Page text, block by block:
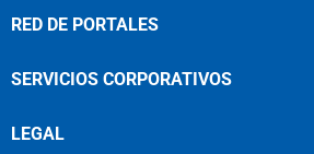
RED DE PORTALES
SERVICIOS CORPORATIVOS
LEGAL